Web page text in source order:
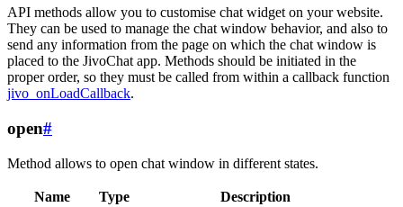
API methods allow you to customise chat widget on your website.
They can be used to manage the chat window behavior, and also to
send any information from the page on which the chat window is
placed to the JivoChat app. Methods should be initiated in the
proper order, so they must be called from within a callback function
jivo_onLoadCallback.
open#
Method allows to open chat window in different states.
Name Type
Description